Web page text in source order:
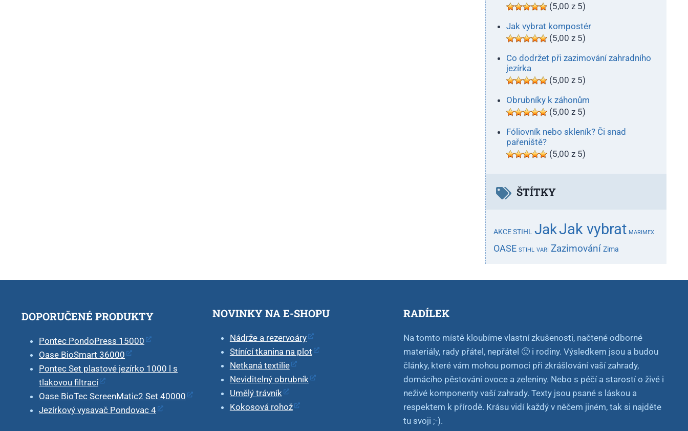
(5,00 z 5)
Jak vybrat kompostér
(5,00 z 5)
Co dodržet při zazimování zahradního
jezírka
(5,00 z 5)
Obrubníky k záhonům
(5,00 z 5)
Fóliovník nebo skleník? Či snad
pařeniště?
(5,00 z 5)
ŠTÍTKY
AKCE STIHL JakJak vybrat MARIMEX
OASE STIHL VARI Zazimování Zima
DOPORUČENÉ PRODUKTY
Pontec PondoPress 15000
Oase BioSmart 36000
Pontec Set plastové jezírko 1000 l s
tlakovou filtrací
Oase BioTec ScreenMatic2 Set 40000
Jezírkový vysavač Pondovac 4
NOVINKY NA E-SHOPU
Nádrže a rezervoáry
Stínící tkanina na plot
Netkaná textilie
Neviditelný obrubník
Umělý trávník
Kokosová rohož
RADÍLEK
Na tomto místě kloubíme vlastní zkušenosti, načtené odborné
materiály, rady přátel, nepřátel 🙂 i rodiny. Výsledkem jsou a budou
články, které vám mohou pomoci při zkrášlování vaší zahrady,
domácího pěstování ovoce a zeleniny. Nebo s péčí a starostí o živé i
neživé komponenty vaší zahrady. Texty jsou psané s láskou a
respektem k přírodě. Krásu vidí každý v něčem jiném, tak si najděte
tu svoji ;-).